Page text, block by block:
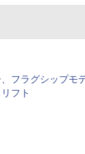
フラグシップモ
フト